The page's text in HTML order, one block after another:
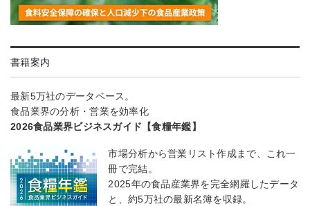
書籍案内
最新5万社のデータベース。
食品業界の分析・営業を効率化
2026食品業界ビジネスガイド【食糧年鑑】
市場分析から営業リスト作成まで、これ一
冊で完結。
2025年の食品産業界を完全網羅したデータ
と、約5万社の最新名簿を収録。